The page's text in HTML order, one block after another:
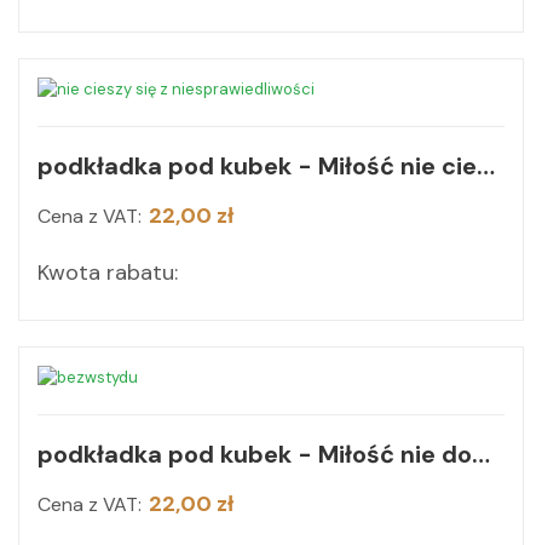
podkładka pod kubek - Miłość nie cieszy się z niesprawiedliwości
Cena z VAT: 22,00 zł
Kwota rabatu:
podkładka pod kubek - Miłość nie dopuszcza się bezwstydu
Cena z VAT: 22,00 zł